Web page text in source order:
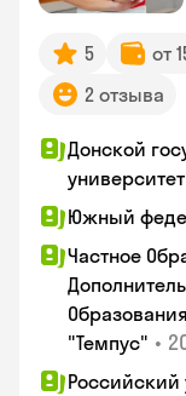
5 от
2 отзыва
Донской
университет
Южный
Частное
"Темпус" •